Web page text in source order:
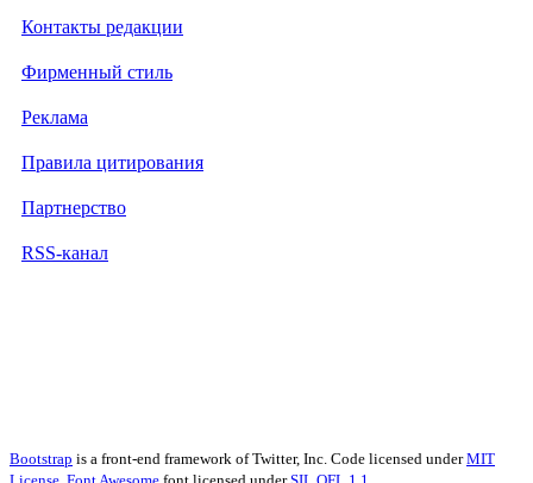
Контакты редакции
Фирменный стиль
Реклама
Правила цитирования
Партнерство
RSS-канал
Bootstrap is a front-end framework of Twitter, Inc. Code licensed underMIT